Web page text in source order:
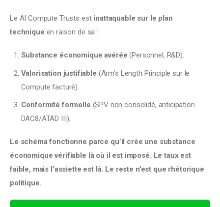
Le AI Compute Trusts est inattaquable sur le plan
technique en raison de sa :
Substance économique avérée (Personnel, R&D).
Valorisation justifiable (Arm’s Length Principle sur le
Compute facturé).
Conformité formelle (SPV non consolidé, anticipation
DAC8/ATAD III).
Le schéma fonctionne parce qu’il crée une substance
économique vérifiable là où il est imposé. Le taux est
faible, mais l’assiette est là. Le reste n’est que rhétorique
politique.